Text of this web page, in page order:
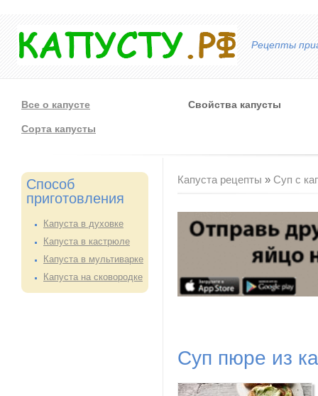
Рецепты
Все о капусте
Сорта капусты
Свойства капусты
Способ
приготовления
Капуста в духовке
Капуста в кастрюле
Капуста в мультиварке
Капуста на сковородке
Вы здесь
Капуста рецепты » Суп с
Суп пюре из